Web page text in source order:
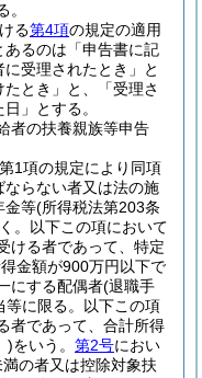
。
る第4項の規定の適用
あるのは「申告書に記
受理されたとき」と
とき」と、「受理さ
」とする。
者の扶養親族等申告
1項の規定により同項
らない者又は法の施
金等(所得税法第203条
。以下この項において
ける者であって、特定
金額が900万円以下で
にする配偶者(退職手
等に限る。以下この項
者であって、合計所得
)をいう。 第2号におい
の者又は控除対象扶